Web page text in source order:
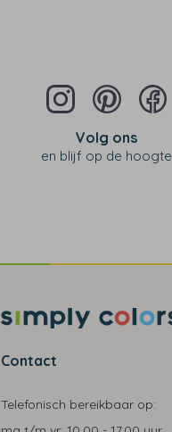
Volg ons
en blijf op de hoogte
Contact
Telefonisch bereikbaar op: